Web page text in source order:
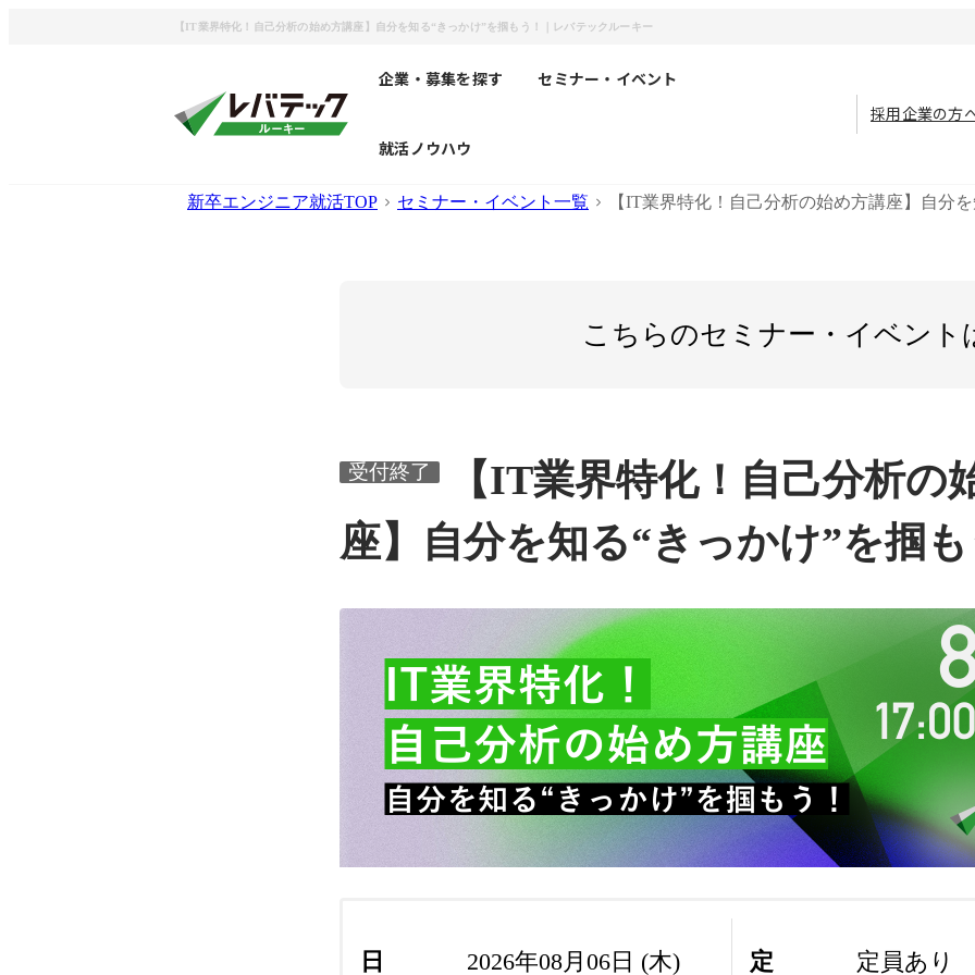
【IT業界特化！自己分析の始め方講座】自分を知る“きっかけ”を掴もう！｜レバテックルーキー
企業・募集を探す セミナー・イベント
就活ノウハウ
採用企業の方
新卒エンジニア就活TOP セミナー・イベント一覧 【IT業界特化！自己分析の始め方講座】自分
こちらのセミナー・イベント
受付終了
【IT業界特化！自己分析の
座】自分を知る“きっかけ”を掴
日 2026年08月06日 (木) 定 定員あり